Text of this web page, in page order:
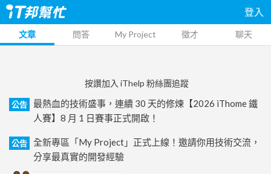
登入
文章 問答 My Project 徵才 聊天
按讚加入 iThelp 粉絲團追蹤
公告
最熱血的技術盛事，連續 30 天的修煉【2026 iThome 鐵
人賽】8 月 1 日賽事正式開啟！
公告
全新專區「My Project」正式上線！邀請你用技術交流，
分享最真實的開發經驗